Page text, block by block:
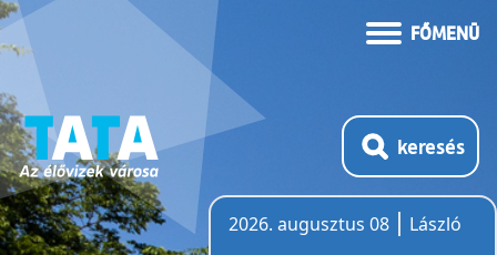
FŐMENÜ
keresés
2026. augusztus 08
László